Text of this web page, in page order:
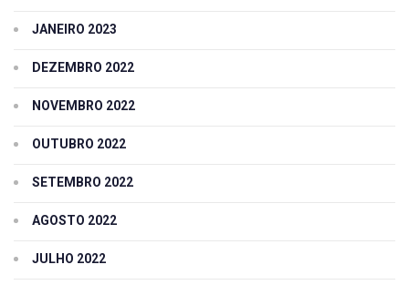
JANEIRO 2023
DEZEMBRO 2022
NOVEMBRO 2022
OUTUBRO 2022
SETEMBRO 2022
AGOSTO 2022
JULHO 2022